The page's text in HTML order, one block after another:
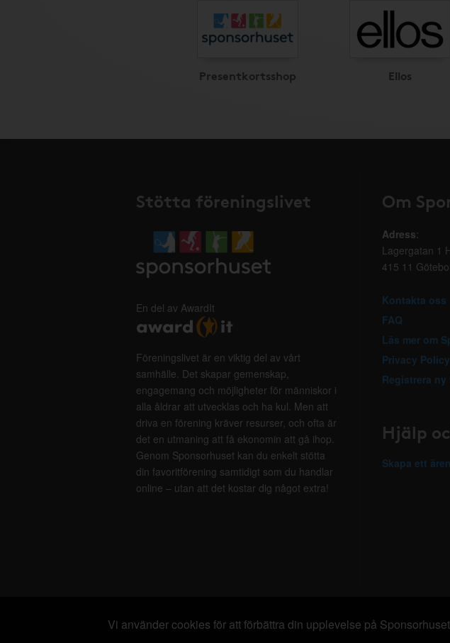
Presentkortsshop Ellos
Stötta föreningslivet
En del av AwardIt
Föreningslivet är en viktig del av vårt
samhälle. Det skapar gemenskap,
engagemang och möjligheter för människor i
alla åldrar att utvecklas och ha kul. Men att
driva en förening kräver resurser, och ofta är
det en utmaning att få ekonomin att gå ihop.
Genom Sponsorhuset kan du enkelt stötta
din favoritförening samtidigt som du handlar
online – utan att det kostar dig något extra!
Om
Adress:
Lagergatan 1
415 11
Kontakta oss
FAQ
Läs mer om
Privacy Policy
Registrera
Hjälp
Skapa ett
Vi använder cookies för att förbättra din upplevelse på